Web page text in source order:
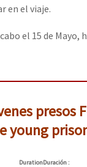
en el viaje.
el 15 de
presos
young
DurationDuración: